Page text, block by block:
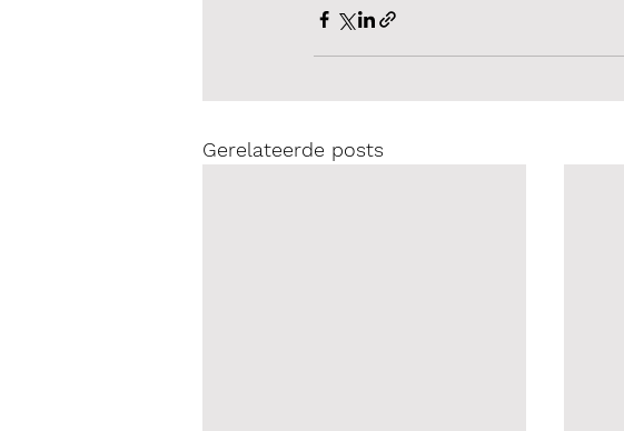
Gerelateerde posts